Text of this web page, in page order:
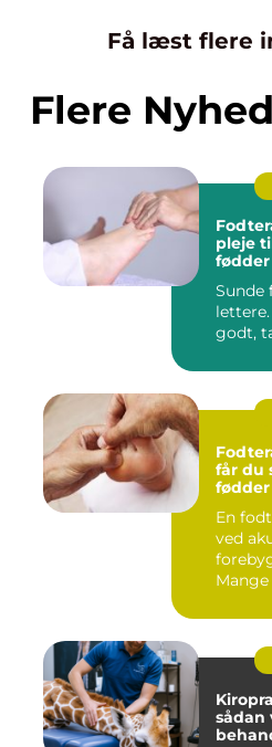
Få læst flere
Flere
pleje
fødder
Sunde
godt,
får du
fødder
En
ved